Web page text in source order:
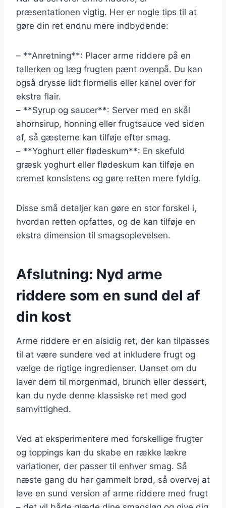
præsentationen vigtig. Her er nogle tips til at
gøre din ret endnu mere indbydende:
– **Anretning**: Placer arme riddere på en
tallerken og læg frugten pænt ovenpå. Du kan
også drysse lidt flormelis eller kanel over for
ekstra flair.
– **Syrup og saucer**: Server med en skål
ahornsirup, honning eller frugtsauce ved siden
af, så gæsterne kan tilføje efter smag.
– **Yoghurt eller flødeskum**: En skefuld
græsk yoghurt eller flødeskum kan tilføje en
cremet konsistens og gøre retten mere fyldig.
Disse små detaljer kan gøre en stor forskel i,
hvordan retten opfattes, og de kan tilføje en
ekstra dimension til smagsoplevelsen.
Afslutning: Nyd arme
riddere som en sund del af
din kost
Arme riddere er en alsidig ret, der kan tilpasses
til at være sundere ved at inkludere frugt og
vælge de rigtige ingredienser. Uanset om du
laver dem til morgenmad, brunch eller dessert,
kan du nyde denne klassiske ret med god
samvittighed.
Ved at eksperimentere med forskellige frugter
og toppings kan du skabe en række lækre
variationer, der passer til enhver smag. Så
næste gang du har gammelt brød, så overvej at
lave en sund version af arme riddere med frugt